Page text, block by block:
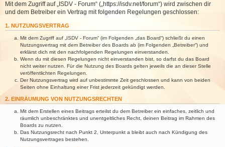
Mit dem Zugriff auf „ISDV - Forum“ („https://isdv.net/forum“) wird zwischen dir
und dem Betreiber ein Vertrag mit folgenden Regelungen geschlossen:
1. NUTZUNGSVERTRAG
Mit dem Zugriff auf „ISDV - Forum“ (im Folgenden „das Board“) schließt du einen
Nutzungsvertrag mit dem Betreiber des Boards ab (im Folgenden „Betreiber“) und
erklärst dich mit den nachfolgenden Regelungen einverstanden.
Wenn du mit diesen Regelungen nicht einverstanden bist, so darfst du das Board
nicht weiter nutzen. Für die Nutzung des Boards gelten jeweils die an dieser Stelle
veröffentlichten Regelungen.
Der Nutzungsvertrag wird auf unbestimmte Zeit geschlossen und kann von beiden
Seiten ohne Einhaltung einer Frist jederzeit gekündigt werden.
2. EINRÄUMUNG VON NUTZUNGSRECHTEN
Mit dem Erstellen eines Beitrags erteilst du dem Betreiber ein einfaches, zeitlich und
räumlich unbeschränktes und unentgeltliches Recht, deinen Beitrag im Rahmen des
Boards zu nutzen.
Das Nutzungsrecht nach Punkt 2, Unterpunkt a bleibt auch nach Kündigung des
Nutzungsvertrages bestehen.